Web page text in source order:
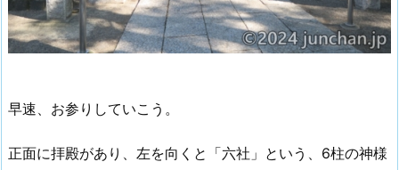
早速、お参りしていこう。
正面に拝殿があり、左を向くと「六社」という、6柱の神様